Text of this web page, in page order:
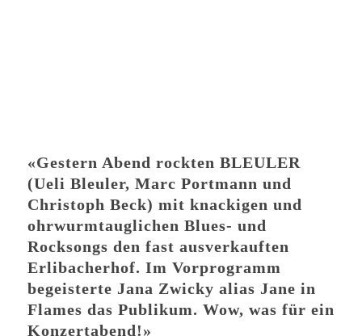
«Gestern Abend rockten BLEULER
(Ueli Bleuler, Marc Portmann und
Christoph Beck) mit knackigen und
ohrwurmtauglichen Blues- und
Rocksongs den fast ausverkauften
Erlibacherhof. Im Vorprogramm
begeisterte Jana Zwicky alias Jane in
Flames das Publikum. Wow, was für ein
Konzertabend!»